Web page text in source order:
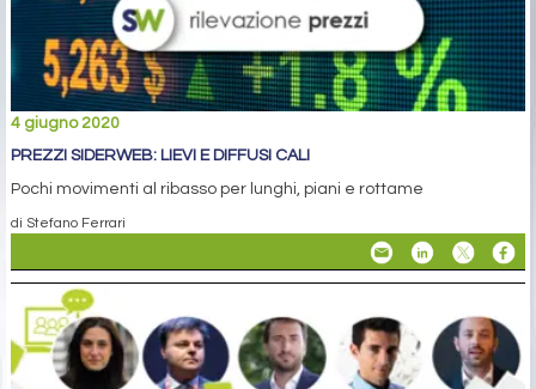
4 giugno 2020
PREZZI SIDERWEB: LIEVI E DIFFUSI CALI
Pochi movimenti al ribasso per lunghi, piani e rottame
di Stefano Ferrari